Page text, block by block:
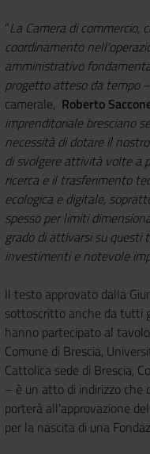
“La Camera di commercio,
coordinamento
amministrativo
progetto atteso da tempo–
camerale, Roberto
imprenditoriale bresciano
necessità di dotare il
di svolgere attività volte a
ricerca e il trasferimento
ecologica e digitale,
spesso per limiti
grado di attivarsi su questi
investimenti e notevole
Il testo approvato dalla
sottoscritto anche da tutti
hanno partecipato al
Comune di Brescia,
Cattolica sede di Brescia,
– è un atto di indirizzo
porterà all'approvazione
per la nascita di una